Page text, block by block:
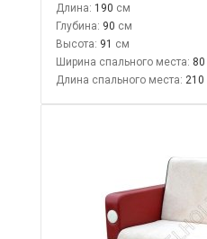
Длина: 190
Глубина: 90
Высота: 91
Ширина спального места: 80
Длина спального места: 210